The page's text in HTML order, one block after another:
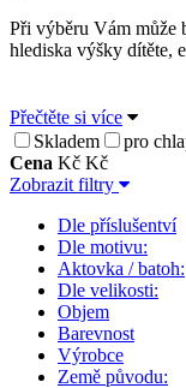
Při výběru Vám může
hlediska výšky dítěte,
Přečtěte si více
Skladem
pro
Cena Kč Kč
Zobrazit filtry
Dle příslušentví
Dle motivu:
Aktovka / batoh:
Dle velikosti:
Objem
Barevnost
Výrobce
Země původu: